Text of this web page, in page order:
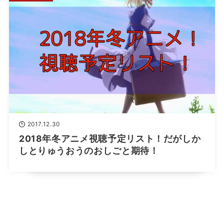
2017.12.30
2018年冬アニメ視聴予定リスト！だがしか
しとりゅうおうのおしごと期待！